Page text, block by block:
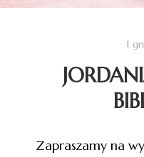
1
Zapraszamy na